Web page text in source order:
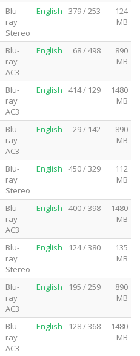
Blu-
ray
Stereo
English 379 / 253
124
MB
Blu-
ray
AC3
English 68 / 498
890
MB
Blu-
ray
AC3
English 414 / 129
1480
MB
Blu-
ray
AC3
English 29 / 142
890
MB
Blu-
ray
Stereo
English 450 / 329
112
MB
Blu-
ray
AC3
English 400 / 398
1480
MB
Blu-
ray
Stereo
English 124 / 380
135
MB
Blu-
ray
AC3
English 195 / 259
890
MB
Blu-
ray
AC3
English 128 / 368
1480
MB